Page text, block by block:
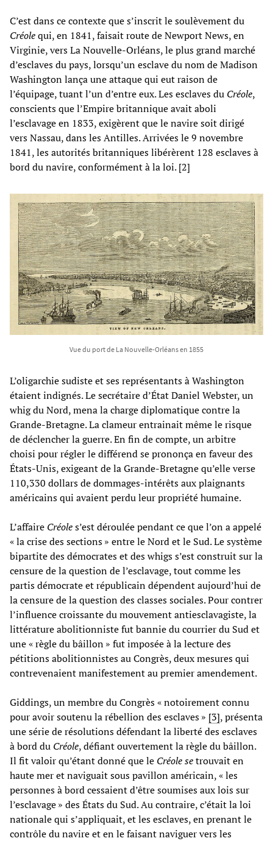
C’est dans ce contexte que s’inscrit le soulèvement du
Créolequi, en 1841, faisait route de Newport News, en
Virginie, vers La Nouvelle-Orléans, le plus grand marché
d’esclaves du pays, lorsqu’un esclave du nom de Madison
Washington lança une attaque qui eut raison de
l’équipage, tuant l’un d’entre eux. Les esclaves du Créole,
conscients que l’Empire britannique avait aboli
l’esclavage en 1833, exigèrent que le navire soit dirigé
vers Nassau, dans les Antilles. Arrivées le 9 novembre
1841, les autorités britanniques libérèrent 128 esclaves à
bord du navire, conformément à la loi. [2]
Vue du port de La Nouvelle-Orléans en 1855
L’oligarchie sudiste et ses représentants à Washington
étaient indignés. Le secrétaire d’État Daniel Webster, un
whig du Nord, mena la charge diplomatique contre la
Grande-Bretagne. La clameur entrainait même le risque
de déclencher la guerre. En fin de compte, un arbitre
choisi pour régler le différend se prononça en faveur des
États-Unis, exigeant de la Grande-Bretagne qu’elle verse
110,330 dollars de dommages-intérêts aux plaignants
américains qui avaient perdu leur propriété humaine.
L’affaire Créoles’est déroulée pendant ce que l’on a appelé
« la crise des sections » entre le Nord et le Sud. Le système
bipartite des démocrates et des whigs s’est construit sur la
censure de la question de l’esclavage, tout comme les
partis démocrate et républicain dépendent aujourd’hui de
la censure de la question des classes sociales. Pour contrer
l’influence croissante du mouvement antiesclavagiste, la
littérature abolitionniste fut bannie du courrier du Sud et
une « règle du bâillon » fut imposée à la lecture des
pétitions abolitionnistes au Congrès, deux mesures qui
contrevenaient manifestement au premier amendement.
Giddings, un membre du Congrès « notoirement connu
pour avoir soutenu la rébellion des esclaves » [3], présenta
une série de résolutions défendant la liberté des esclaves
à bord du Créole, défiant ouvertement la règle du bâillon.
Il fit valoir qu’étant donné que le Créole setrouvait en
haute mer et naviguait sous pavillon américain, « les
personnes à bord cessaient d’être soumises aux lois sur
l’esclavage » des États du Sud. Au contraire, c’était la loi
nationale qui s’appliquait, et les esclaves, en prenant le
contrôle du navire et en le faisant naviguer vers les